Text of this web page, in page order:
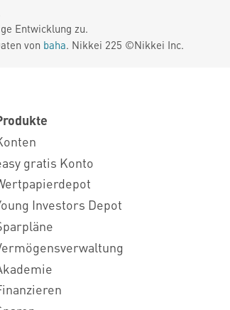
Entwicklung zu.
von baha. Nikkei 225 ©Nikkei Inc.
gratis Konto
Investors Depot